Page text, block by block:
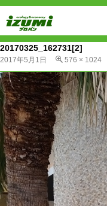
20170325_162731[2]
2017年5月1日 576 × 1024